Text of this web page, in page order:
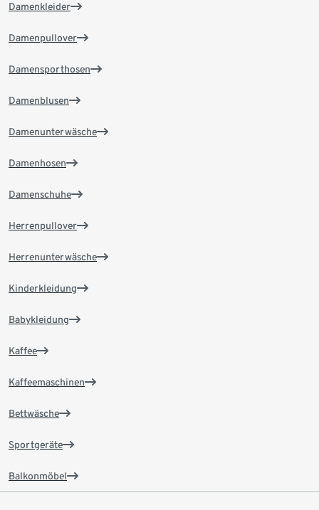
Damenkleider
Damenpullover
Damensporthosen
Damenblusen
Damenunterwäsche
Damenhosen
Damenschuhe
Herrenpullover
Herrenunterwäsche
Kinderkleidung
Babykleidung
Kaffee
Kaffeemaschinen
Bettwäsche
Sportgeräte
Balkonmöbel